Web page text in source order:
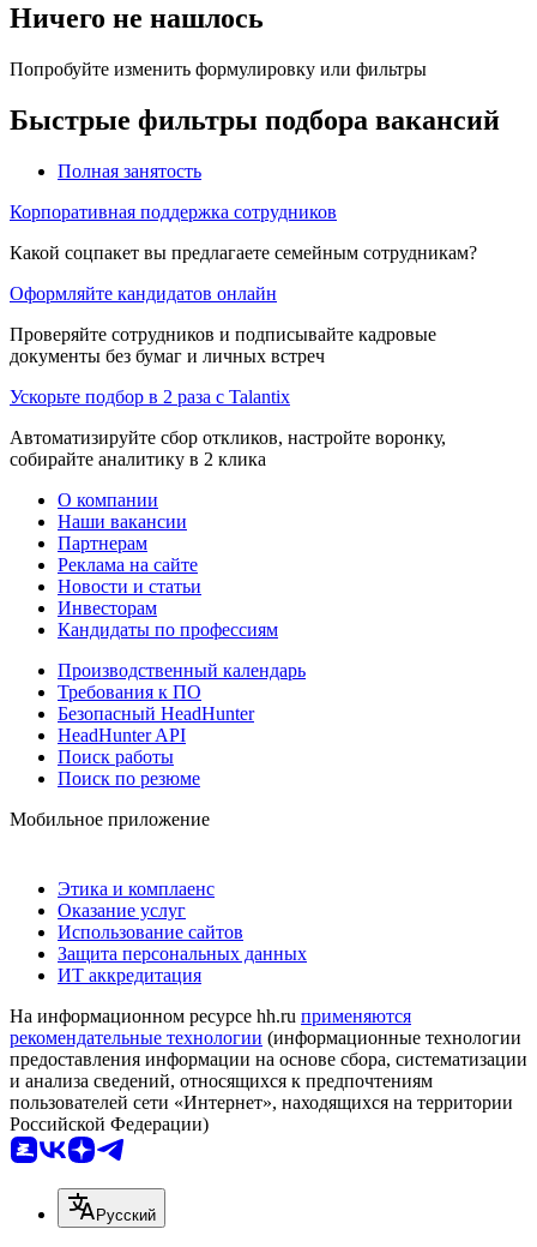
Ничего не нашлось
Попробуйте изменить формулировку или фильтры
Быстрые фильтры подбора вакансий
Полная занятость
Корпоративная поддержка сотрудников
Какой соцпакет вы предлагаете семейным сотрудникам?
Оформляйте кандидатов онлайн
Проверяйте сотрудников и подписывайте кадровые
документы без бумаг и личных встреч
Ускорьте подбор в 2 раза с Talantix
Автоматизируйте сбор откликов, настройте воронку,
собирайте аналитику в 2 клика
О компании
Наши вакансии
Партнерам
Реклама на сайте
Новости и статьи
Инвесторам
Кандидаты по профессиям
Производственный календарь
Требования к ПО
Безопасный HeadHunter
HeadHunter API
Поиск работы
Поиск по резюме
Мобильное приложение
Этика и комплаенс
Оказание услуг
Использование сайтов
Защита персональных данных
ИТ аккредитация
На информационном ресурсе hh.ru применяются
рекомендательные технологии (информационные технологии
предоставления информации на основе сбора, систематизации
и анализа сведений, относящихся к предпочтениям
пользователей сети «Интернет», находящихся на территории
Российской Федерации)
Русский